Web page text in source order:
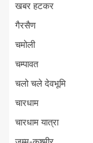
खबर हटकर
गैरसैण
चमोली
चम्पावत
चलो चले देवभूमि
चारधाम
चारधाम यात्रा